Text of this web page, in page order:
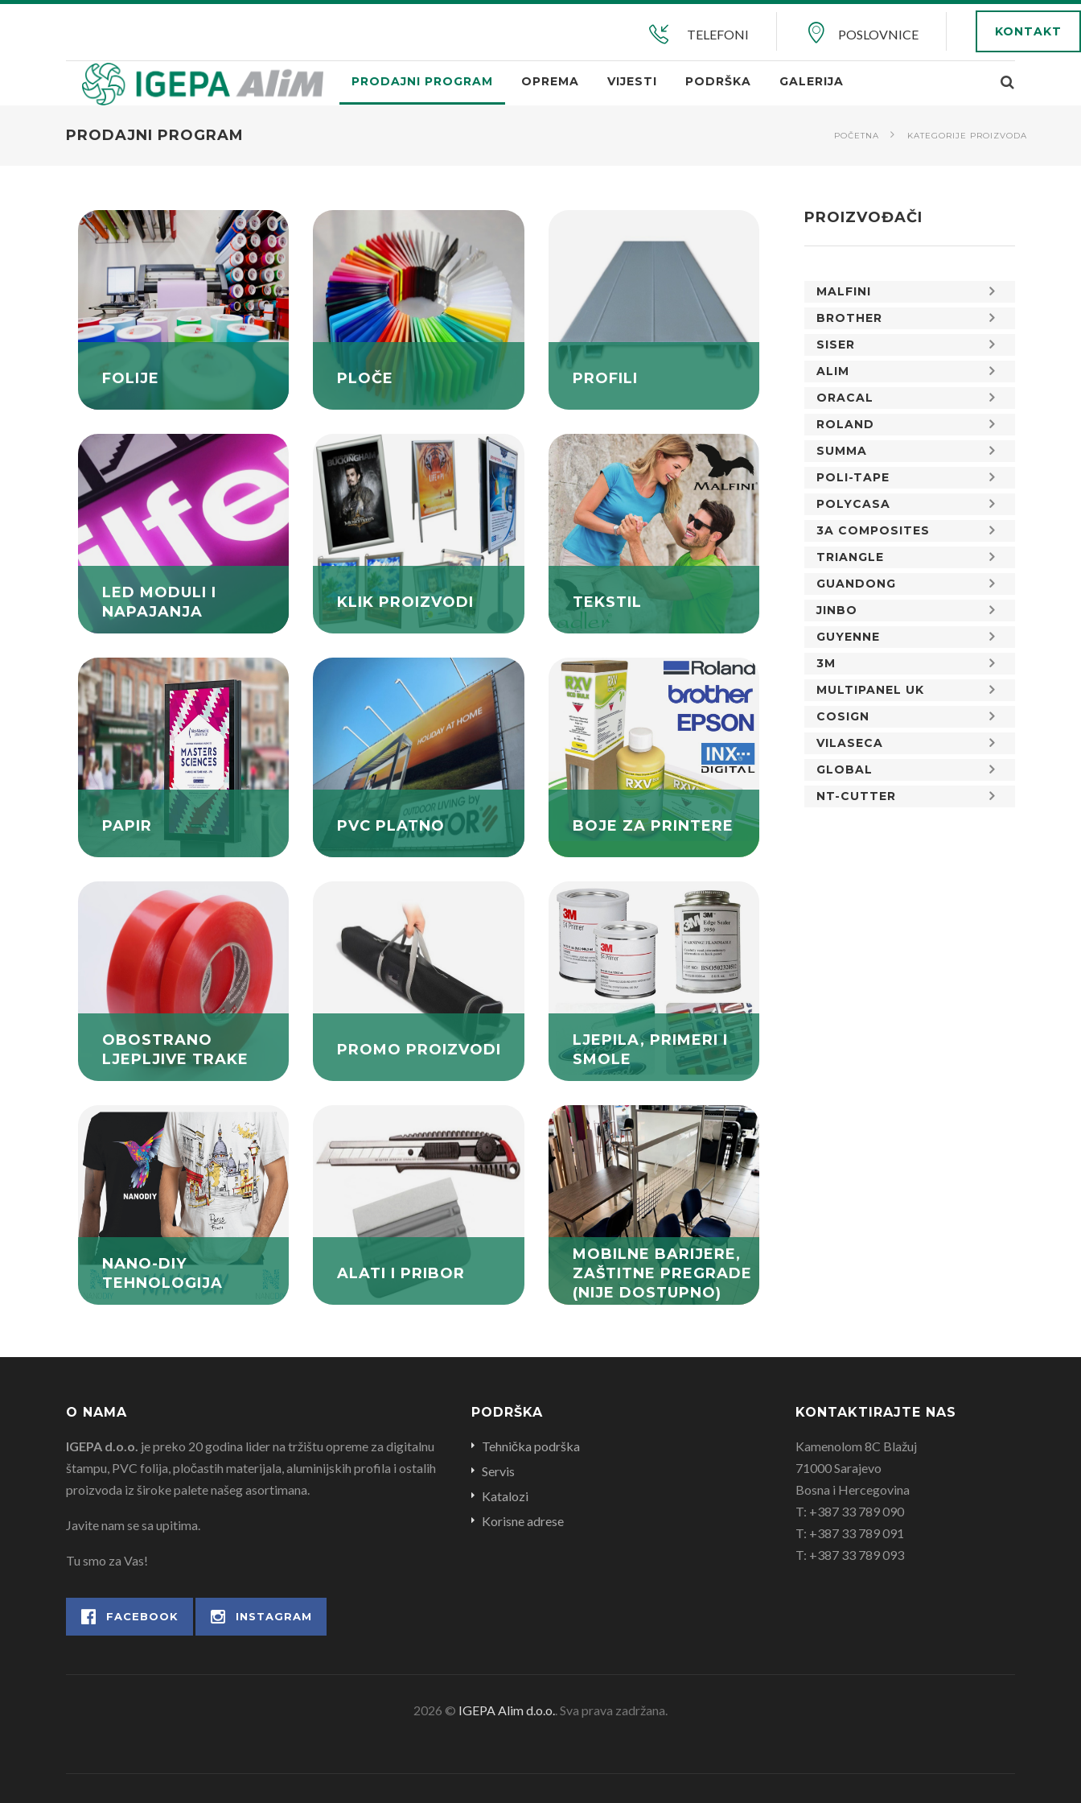
TELEFONI POSLOVNICE KONTAKT
PRODAJNI PROGRAM OPREMA VIJESTI PODRŠKA GALERIJA
PRODAJNI PROGRAM POČETNA KATEGORIJE PROIZVODA
FOLIJE PLOČE PROFILI
LED MODULI I
NAPAJANJA
KLIK PROIZVODI TEKSTIL
PAPIR PVC PLATNO BOJE ZA PRINTERE
OBOSTRANO
LJEPLJIVE TRAKE
PROMO PROIZVODI
LJEPILA, PRIMERI I
SMOLE
NANO-DIY
TEHNOLOGIJA
ALATI I PRIBOR
MOBILNE BARIJERE,
ZAŠTITNE PREGRADE
(NIJE DOSTUPNO)
PROIZVOĐAČI
MALFINI
BROTHER
SISER
ALIM
ORACAL
ROLAND
SUMMA
POLI-TAPE
POLYCASA
3A COMPOSITES
TRIANGLE
GUANDONG
JINBO
GUYENNE
3M
MULTIPANEL UK
COSIGN
VILASECA
GLOBAL
NT-CUTTER
O NAMA
IGEPA d.o.o. je preko 20 godina lider na tržištu opreme za digitalnu
štampu, PVC folija, pločastih materijala, aluminijskih profila i ostalih
proizvoda iz široke palete našeg asortimana.
Javite nam se sa upitima.
Tu smo za Vas!
FACEBOOK INSTAGRAM
PODRŠKA
Tehnička podrška
Servis
Katalozi
Korisne adrese
KONTAKTIRAJTE NAS
Kamenolom 8C Blažuj
71000 Sarajevo
Bosna i Hercegovina
T: +387 33 789 090
T: +387 33 789 091
T: +387 33 789 093
2026 © IGEPA Alim d.o.o. . Sva prava zadržana.